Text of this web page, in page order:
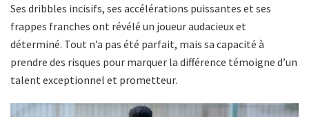
Ses dribbles incisifs, ses accélérations puissantes et ses
frappes franches ont révélé un joueur audacieux et
déterminé. Tout n’a pas été parfait, mais sa capacité à
prendre des risques pour marquer la différence témoigne d’un
talent exceptionnel et prometteur.